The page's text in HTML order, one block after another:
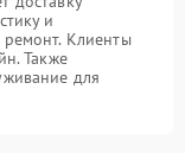
и
Клиенты
Также
для